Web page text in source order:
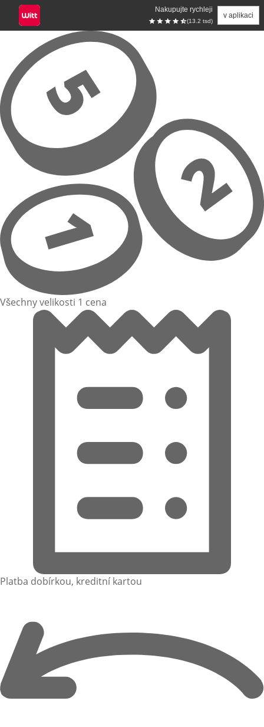
Nakupujte rychleji
(13.2 tsd)
v aplikaci
Přeskočit na hlavní obsah
Všechny velikosti 1 cena
Platba dobírkou, kreditní kartou